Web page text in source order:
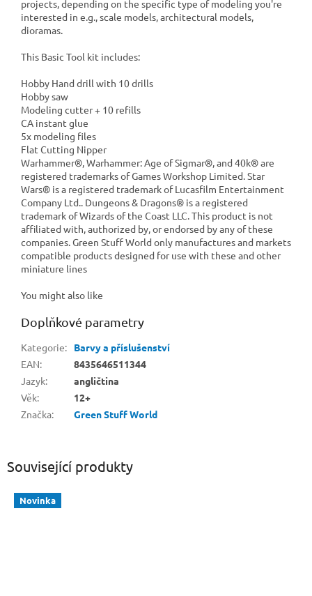
Související produkty
Novinka
projects, depending on the specific type of modeling you're
interested in e.g., scale models, architectural models,
dioramas.
This Basic Tool kit includes:
Hobby Hand drill with 10 drills
Hobby saw
Modeling cutter + 10 refills
CA instant glue
5x modeling files
Flat Cutting Nipper
Warhammer®, Warhammer: Age of Sigmar®, and 40k® are
registered trademarks of Games Workshop Limited. Star
Wars® is a registered trademark of Lucasfilm Entertainment
Company Ltd.. Dungeons & Dragons® is a registered
trademark of Wizards of the Coast LLC. This product is not
affiliated with, authorized by, or endorsed by any of these
companies. Green Stuff World only manufactures and markets
compatible products designed for use with these and other
miniature lines
You might also like
Doplňkové parametry
Kategorie:
Barvy a příslušenství
EAN:
8435646511344
Jazyk:
angličtina
Věk:
12+
Značka: Green Stuff World